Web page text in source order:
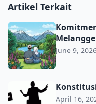
Artikel Terkait
Komitmen Lillahi
June 9, 2026
Konstitusi dan Ide
April 16,